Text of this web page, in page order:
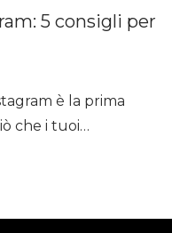
5 consigli per
è la prima
che i tuoi…